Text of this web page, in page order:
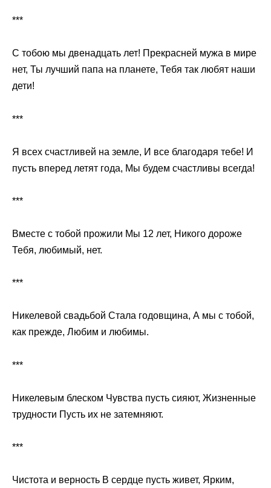
***
С тобою мы двенадцать лет! Прекрасней мужа в мире
нет, Ты лучший папа на планете, Тебя так любят наши
дети!
***
Я всех счастливей на земле, И все благодаря тебе! И
пусть вперед летят года, Мы будем счастливы всегда!
***
Вместе с тобой прожили Мы 12 лет, Никого дороже
Тебя, любимый, нет.
***
Никелевой свадьбой Стала годовщина, А мы с тобой,
как прежде, Любим и любимы.
***
Никелевым блеском Чувства пусть сияют, Жизненные
трудности Пусть их не затемняют.
***
Чистота и верность В сердце пусть живет, Ярким,